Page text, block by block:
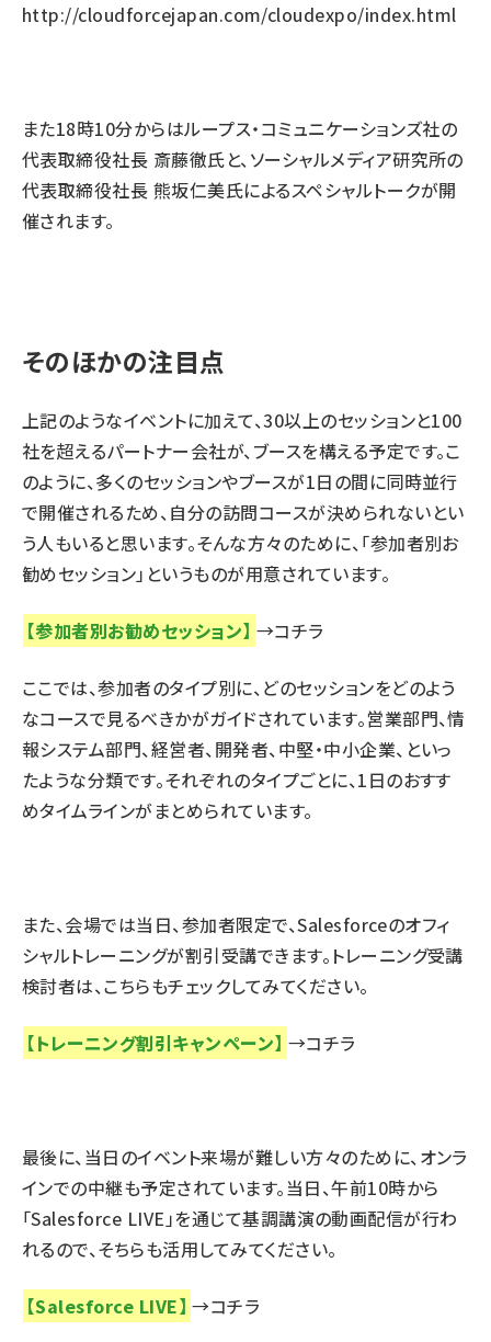
http://cloudforcejapan.com/cloudexpo/index.html
また18時10分からはループス・コミュニケーションズ社の
代表取締役社長 斎藤徹氏と、ソーシャルメディア研究所の
代表取締役社長 熊坂仁美氏によるスペシャルトークが開
催されます。
そのほかの注目点
上記のようなイベントに加えて、30以上のセッションと100
社を超えるパートナー会社が、ブースを構える予定です。こ
のように、多くのセッションやブースが1日の間に同時並行
で開催されるため、自分の訪問コースが決められないとい
う人もいると思います。そんな方々のために、「参加者別お
勧めセッション」というものが用意されています。
【参加者別お勧めセッション】 →コチラ
ここでは、参加者のタイプ別に、どのセッションをどのよう
なコースで見るべきかがガイドされています。営業部門、情
報システム部門、経営者、開発者、中堅・中小企業、といっ
たような分類です。それぞれのタイプごとに、1日のおすす
めタイムラインがまとめられています。
また、会場では当日、参加者限定で、Salesforceのオフィ
シャルトレーニングが割引受講できます。トレーニング受講
検討者は、こちらもチェックしてみてください。
【トレーニング割引キャンペーン】 →コチラ
最後に、当日のイベント来場が難しい方々のために、オンラ
インでの中継も予定されています。当日、午前10時から
「Salesforce LIVE」を通じて基調講演の動画配信が行わ
れるので、そちらも活用してみてください。
【Salesforce LIVE】 →コチラ